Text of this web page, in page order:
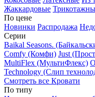
Жаккардовые
По цене
Новинки Распродажа
Серии
Baikal Seasons.
Comfy (Комфи) Just
MultiFlex (МультиФлекс)
Technology (Слип
Смотреть все Кровати
По типу